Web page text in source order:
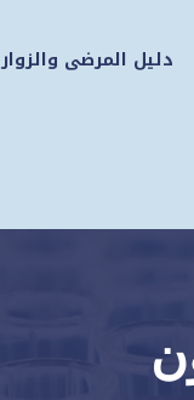
دليل المرضى والزوار